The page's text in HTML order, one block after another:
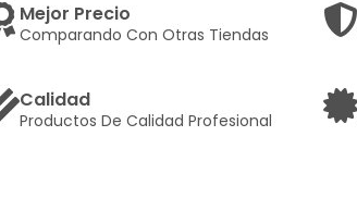
Mejor Precio
Comparando Con Otras Tiendas
Calidad
Productos De Calidad Profesional